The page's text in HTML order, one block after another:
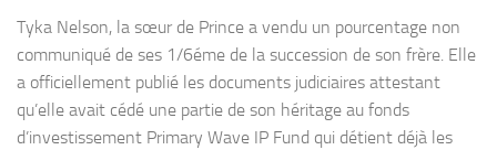
Tyka Nelson, la sœur de Prince a vendu un pourcentage non
communiqué de ses 1/6éme de la succession de son frère. Elle
a officiellement publié les documents judiciaires attestant
qu’elle avait cédé une partie de son héritage au fonds
d’investissement Primary Wave IP Fund qui détient déjà les